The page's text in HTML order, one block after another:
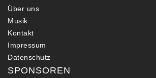
Über uns
Musik
Kontakt
Impressum
Datenschutz
SPONSOREN